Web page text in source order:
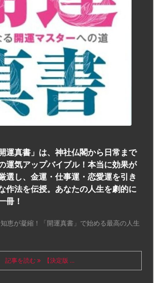
運真書」は、神社仏閣から日常まで
運気アップバイブル！本当に効果が
選し、金運・仕事運・恋愛運を引き
作法を伝授。あなたの人生を劇的に
冊！
恵が凝縮！「開運真書」で始める最高の人生
記事を読む 【決定版 ...